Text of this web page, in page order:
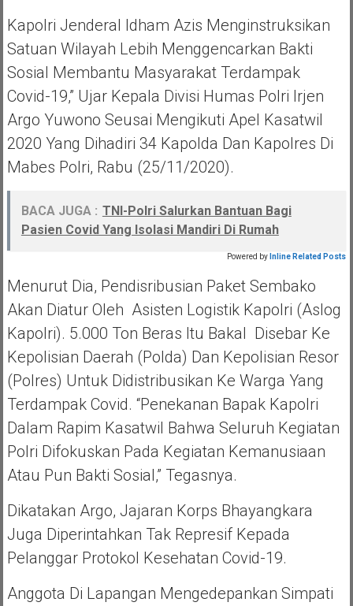
Kapolri Jenderal Idham Azis Menginstruksikan
Satuan Wilayah Lebih Menggencarkan Bakti
Sosial Membantu Masyarakat Terdampak
Covid-19,” Ujar Kepala Divisi Humas Polri Irjen
Argo Yuwono Seusai Mengikuti Apel Kasatwil
2020 Yang Dihadiri 34 Kapolda Dan Kapolres Di
Mabes Polri, Rabu (25/11/2020).
BACA JUGA : TNI-Polri Salurkan Bantuan Bagi
Pasien Covid Yang Isolasi Mandiri Di Rumah
Powered by Inline Related Posts
Menurut Dia, Pendisribusian Paket Sembako
Akan Diatur Oleh Asisten Logistik Kapolri (Aslog
Kapolri). 5.000 Ton Beras Itu Bakal Disebar Ke
Kepolisian Daerah (polda) Dan Kepolisian Resor
(polres) Untuk Didistribusikan Ke Warga Yang
Terdampak Covid. “Penekanan Bapak Kapolri
Dalam Rapim Kasatwil Bahwa Seluruh Kegiatan
Polri Difokuskan Pada Kegiatan Kemanusiaan
Atau Pun Bakti Sosial,” Tegasnya.
Dikatakan Argo, Jajaran Korps Bhayangkara
Juga Diperintahkan Tak Represif Kepada
Pelanggar Protokol Kesehatan Covid-19.
Anggota Di Lapangan Mengedepankan Simpati